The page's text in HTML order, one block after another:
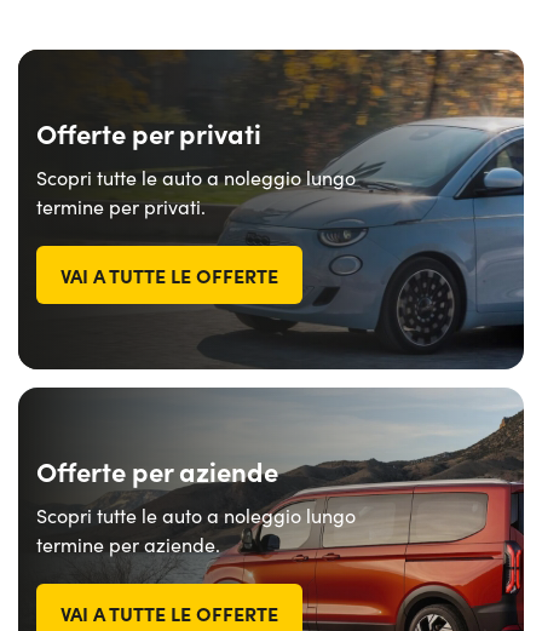
Offerte per privati
Scopri tutte le auto a noleggio lungo
termine per privati.
VAI A TUTTE LE OFFERTE
Offerte per aziende
Scopri tutte le auto a noleggio lungo
termine per aziende.
VAI A TUTTE LE OFFERTE